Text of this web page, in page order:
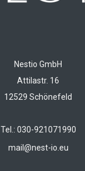
Nestio GmbH
Attilastr. 16
12529 Schönefeld
Tel.: 030-921071990
mail@nest-io.eu